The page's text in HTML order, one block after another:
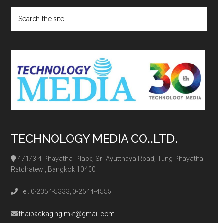
the
TECHNOLOGY MEDIA CO.,LTD.
471/3-4 Phayathai Place, Sri-Ayutthaya Road, Tung Phayathai
Ratchatewi, Bangkok 10400
Tel. 0-2354-5333, 0-2644-4555
thaipackaging.mkt@gmail.com